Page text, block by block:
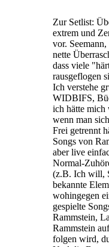
Zur Setlist:
extrem und
vor.
nette
dass viele
rausgeflogen
Ich verstehe
WIDBIFS,
ich hätte mich
wenn man
Frei getrennt
Songs von
aber live
Normal-
(z.B. Ich will,
bekannte
wohingegen
gespielte
Rammstein,
Rammstein
folgen wird,